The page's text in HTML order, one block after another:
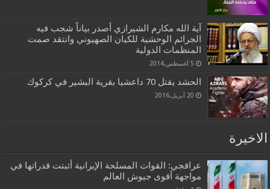
آية الله مكارم الشيرازي أصدر بياناً شجب فيه
الجرائم الوحشية للكيان الصهيوني وانتقد صمت
المنظمات الدولية
5 أغسطس,2014
الحشد يقتل 70 داعشيا بقرية البشير في كركوك
20 أبريل,2016
الاخيرة
عراقجي: القوات المسلحة الإيرانية أثبتت قدراتها في
مواجهة أقوى جيوش العالم